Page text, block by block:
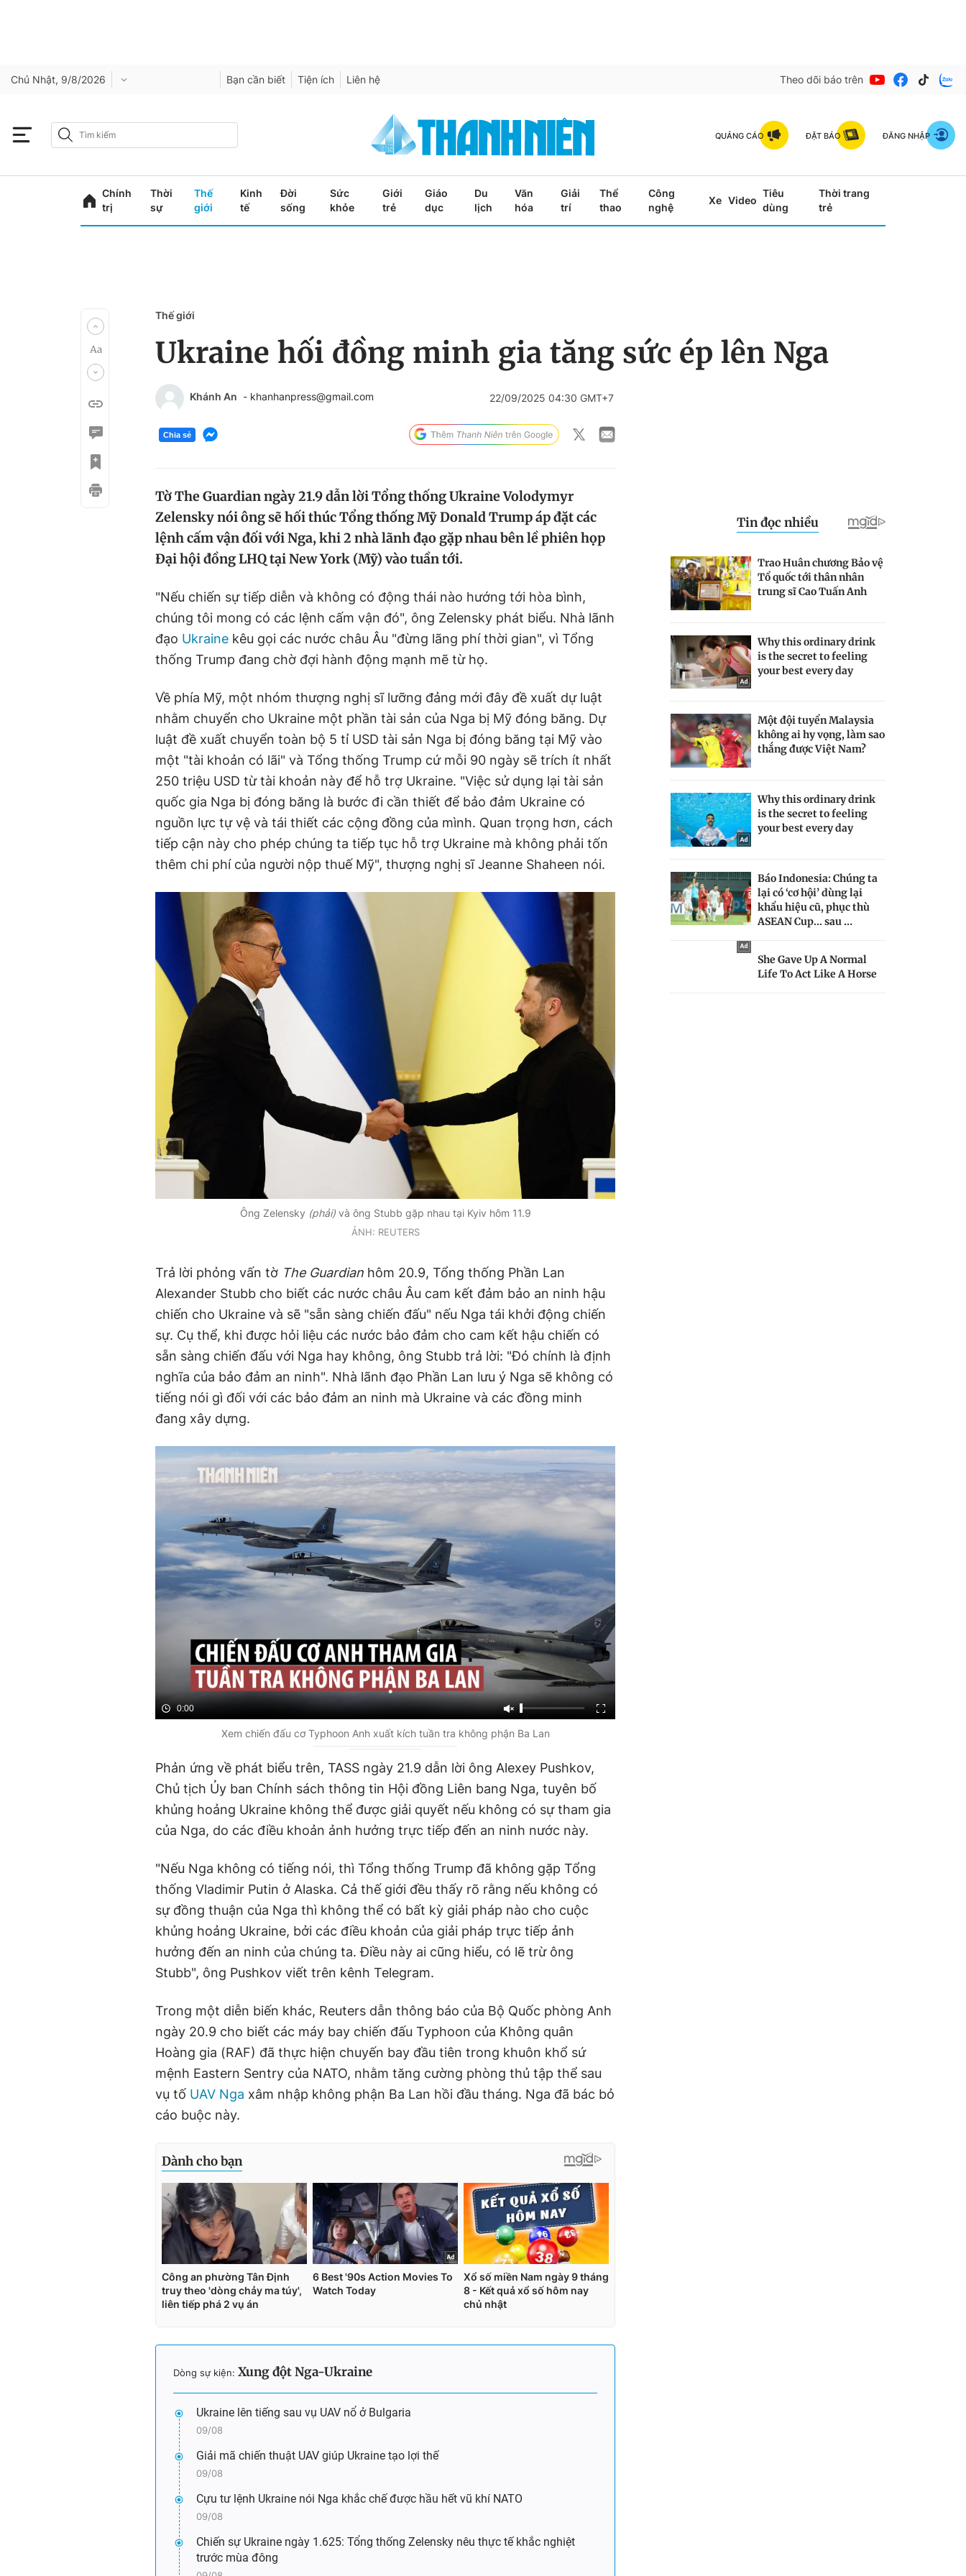
Chủ Nhật, 9/8/2026 Bạn cần biết Tiện ích Liên hệ Theo dõi báo trên
QUẢNG CÁO ĐẶT BÁO ĐĂNG NHẬP
Chính
trị
Thời
sự
Thế
giới
Kinh
tế
Đời
sống
Sức
khỏe
Giới
trẻ
Giáo
dục
Du
lịch
Văn
hóa
Giải
trí
Thể
thao
Công
nghệ
Xe Video
Tiêu
dùng
Thời trang
trẻ
Thế giới
Ukraine hối đồng minh gia tăng sức ép lên Nga
Khánh An - khanhanpress@gmail.com 22/09/2025 04:30 GMT+7
Chia sẻ
Tờ The Guardian ngày 21.9 dẫn lời Tổng thống Ukraine Volodymyr
Zelensky nói ông sẽ hối thúc Tổng thống Mỹ Donald Trump áp đặt các
lệnh cấm vận đối với Nga, khi 2 nhà lãnh đạo gặp nhau bên lề phiên họp
Đại hội đồng LHQ tại New York (Mỹ) vào tuần tới.
"Nếu chiến sự tiếp diễn và không có động thái nào hướng tới hòa bình,
chúng tôi mong có các lệnh cấm vận đó", ông Zelensky phát biểu. Nhà lãnh
đạo Ukraine kêu gọi các nước châu Âu "đừng lãng phí thời gian", vì Tổng
thống Trump đang chờ đợi hành động mạnh mẽ từ họ.
Về phía Mỹ, một nhóm thượng nghị sĩ lưỡng đảng mới đây đề xuất dự luật
nhằm chuyển cho Ukraine một phần tài sản của Nga bị Mỹ đóng băng. Dự
luật đề xuất chuyển toàn bộ 5 tỉ USD tài sản Nga bị đóng băng tại Mỹ vào
một "tài khoản có lãi" và Tổng thống Trump cứ mỗi 90 ngày sẽ trích ít nhất
250 triệu USD từ tài khoản này để hỗ trợ Ukraine. "Việc sử dụng lại tài sản
quốc gia Nga bị đóng băng là bước đi cần thiết để bảo đảm Ukraine có
nguồn lực tự vệ và tái thiết các cộng đồng của mình. Quan trọng hơn, cách
tiếp cận này cho phép chúng ta tiếp tục hỗ trợ Ukraine mà không phải tốn
thêm chi phí của người nộp thuế Mỹ", thượng nghị sĩ Jeanne Shaheen nói.
Ông Zelensky (phải)và ông Stubb gặp nhau tại Kyiv hôm 11.9
ẢNH: REUTERS
Trả lời phỏng vấn tờ The Guardian hôm 20.9, Tổng thống Phần Lan
Alexander Stubb cho biết các nước châu Âu cam kết đảm bảo an ninh hậu
chiến cho Ukraine và sẽ "sẵn sàng chiến đấu" nếu Nga tái khởi động chiến
sự. Cụ thể, khi được hỏi liệu các nước bảo đảm cho cam kết hậu chiến có
sẵn sàng chiến đấu với Nga hay không, ông Stubb trả lời: "Đó chính là định
nghĩa của bảo đảm an ninh". Nhà lãnh đạo Phần Lan lưu ý Nga sẽ không có
tiếng nói gì đối với các bảo đảm an ninh mà Ukraine và các đồng minh
đang xây dựng.
0:00
Xem chiến đấu cơ Typhoon Anh xuất kích tuần tra không phận Ba Lan
Phản ứng về phát biểu trên, TASS ngày 21.9 dẫn lời ông Alexey Pushkov,
Chủ tịch Ủy ban Chính sách thông tin Hội đồng Liên bang Nga, tuyên bố
khủng hoảng Ukraine không thể được giải quyết nếu không có sự tham gia
của Nga, do các điều khoản ảnh hưởng trực tiếp đến an ninh nước này.
"Nếu Nga không có tiếng nói, thì Tổng thống Trump đã không gặp Tổng
thống Vladimir Putin ở Alaska. Cả thế giới đều thấy rõ rằng nếu không có
sự đồng thuận của Nga thì không thể có bất kỳ giải pháp nào cho cuộc
khủng hoảng Ukraine, bởi các điều khoản của giải pháp trực tiếp ảnh
hưởng đến an ninh của chúng ta. Điều này ai cũng hiểu, có lẽ trừ ông
Stubb", ông Pushkov viết trên kênh Telegram.
Trong một diễn biến khác, Reuters dẫn thông báo của Bộ Quốc phòng Anh
ngày 20.9 cho biết các máy bay chiến đấu Typhoon của Không quân
Hoàng gia (RAF) đã thực hiện chuyến bay đầu tiên trong khuôn khổ sứ
mệnh Eastern Sentry của NATO, nhằm tăng cường phòng thủ tập thể sau
vụ tố UAV Nga xâm nhập không phận Ba Lan hồi đầu tháng. Nga đã bác bỏ
cáo buộc này.
Dòng sự kiện: Xung đột Nga-Ukraine
Ukraine lên tiếng sau vụ UAV nổ ở Bulgaria
09/08
Giải mã chiến thuật UAV giúp Ukraine tạo lợi thế
09/08
Cựu tư lệnh Ukraine nói Nga khắc chế được hầu hết vũ khí NATO
09/08
Chiến sự Ukraine ngày 1.625: Tổng thống Zelensky nêu thực tế khắc nghiệt
trước mùa đông